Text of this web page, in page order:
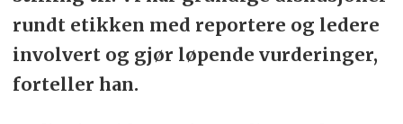
rundt etikken med reportere og ledere
involvert og gjør løpende vurderinger,
forteller han.